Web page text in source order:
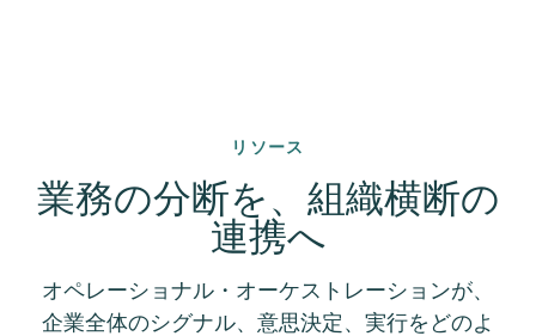
リソース
業務の分断を、組織横断の
連携へ
オペレーショナル・オーケストレーションが、
企業全体のシグナル、意思決定、実行をどのよ